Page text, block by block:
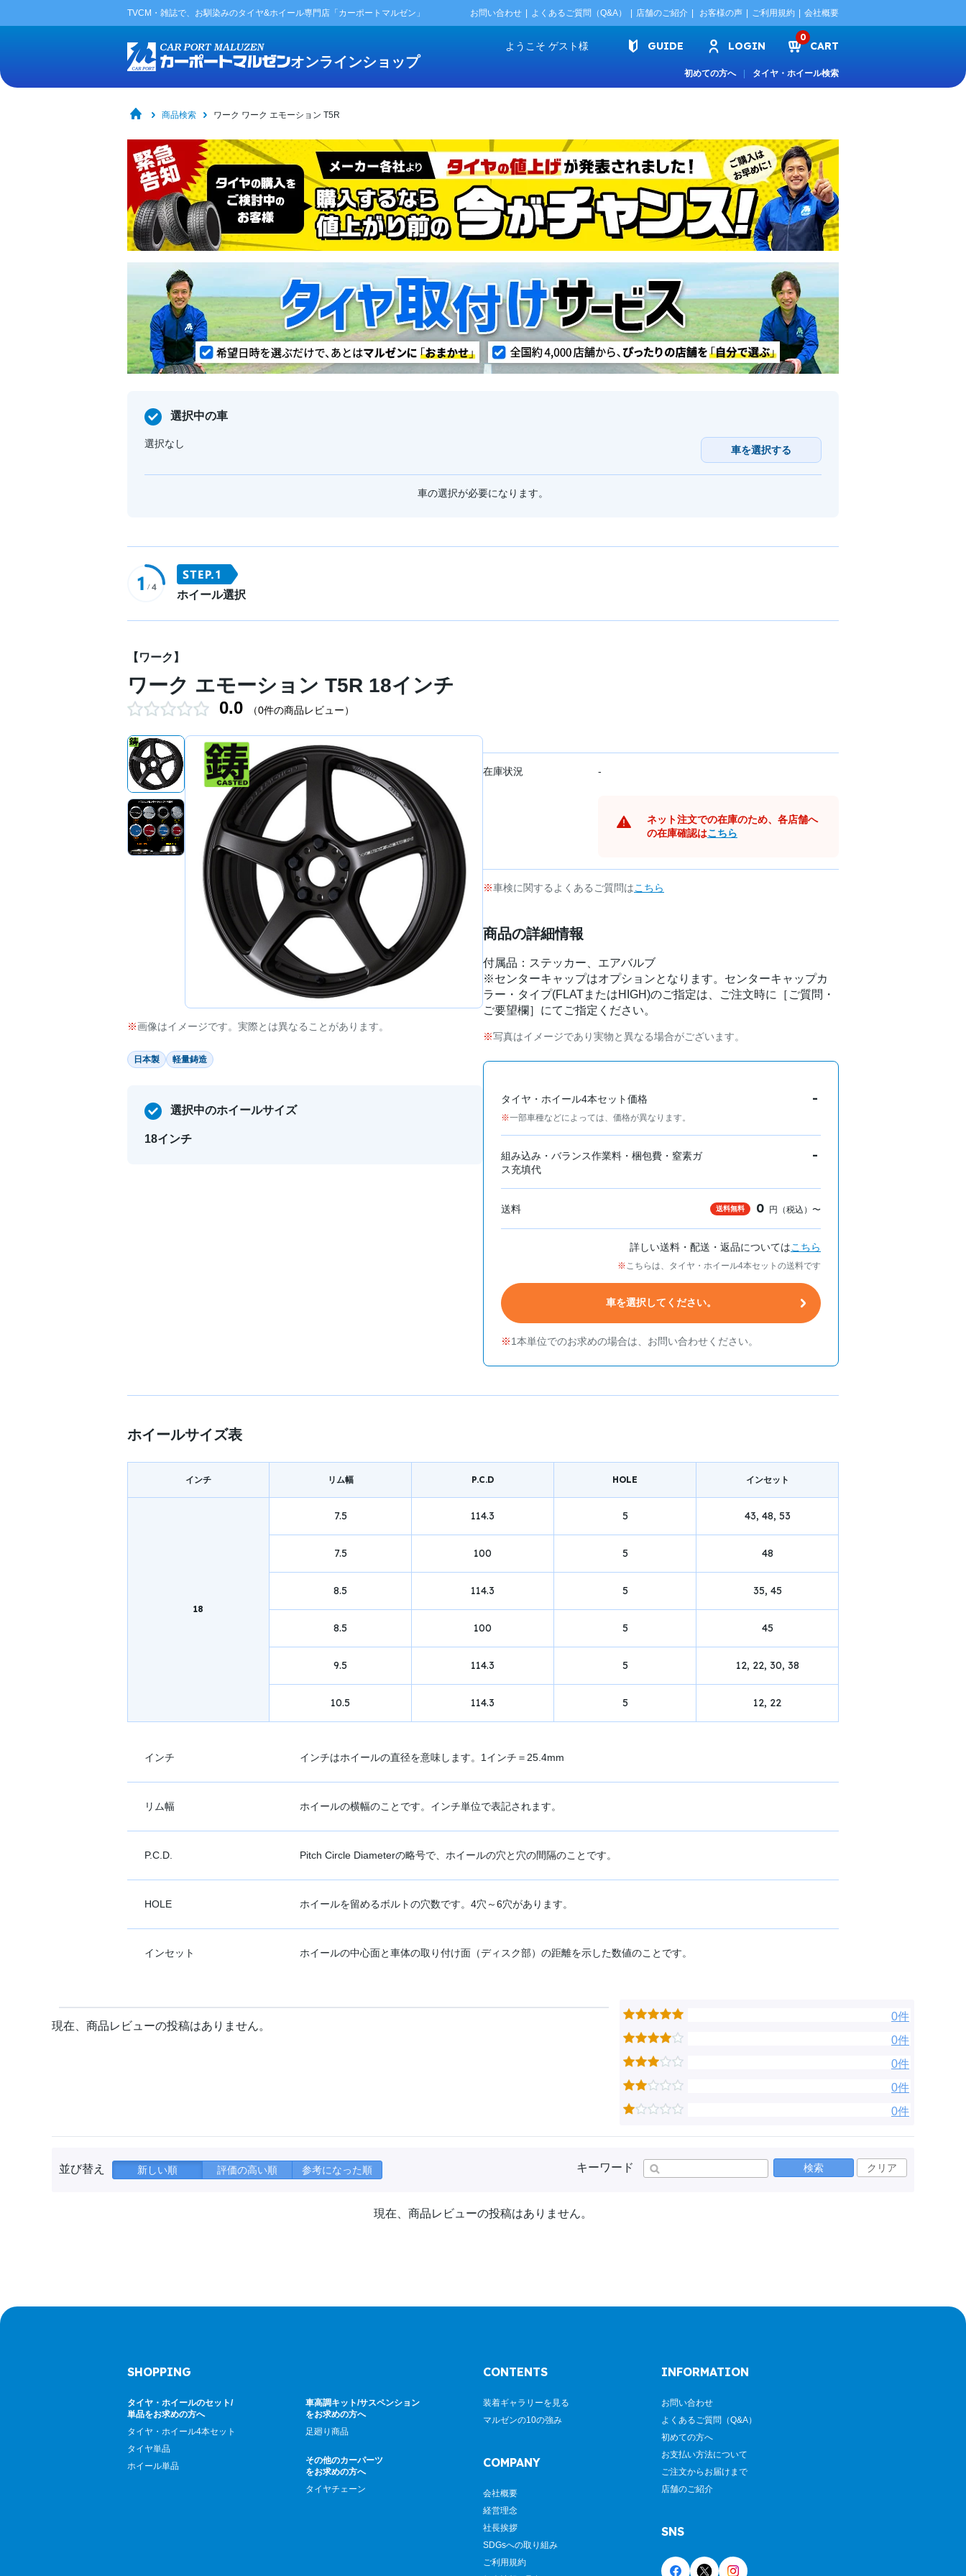
TVCM・雑誌で、お馴染みのタイヤ&ホイール専門店「カーポートマルゼン」 お問い合わせ よくあるご質問（Q&A） 店舗のご紹介 お客様の声 ご利用規約 会社概要
オンラインショップ
ようこそ ゲスト様 GUIDE LOGIN
0
CART
初めての方へ タイヤ・ホイール検索
商品検索 ワーク ワーク エモーション T5R
選択中の車
選択なし
車を選択する
車の選択が必要になります。
ホイール選択
【ワーク】
ワーク エモーション T5R 18インチ
0.0 （0件の商品レビュー）
画像はイメージです。実際とは異なることがあります。
日本製 軽量鋳造
選択中のホイールサイズ
18インチ
在庫状況 -
ネット注文での在庫のため、各店舗へ
の在庫確認はこちら
車検に関するよくあるご質問はこちら
商品の詳細情報
付属品：ステッカー、エアバルブ
※センターキャップはオプションとなります。センターキャップカ
ラー・タイプ(FLATまたはHIGH)のご指定は、ご注文時に［ご質問・
ご要望欄］にてご指定ください。
写真はイメージであり実物と異なる場合がございます。
タイヤ・ホイール4本セット価格
一部車種などによっては、価格が異なります。
-
組み込み・バランス作業料・梱包費・窒素ガ
ス充填代
-
送料 送料無料 0 円（税込）〜
詳しい送料・配送・返品についてはこちら
こちらは、タイヤ・ホイール4本セットの送料です
車を選択してください。
1本単位でのお求めの場合は、お問い合わせください。
ホイールサイズ表
インチ リム幅 P.C.D HOLE インセット
18
7.5 114.3 5 43, 48, 53
7.5 100 5 48
8.5 114.3 5 35, 45
8.5 100 5 45
9.5 114.3 5 12, 22, 30, 38
10.5 114.3 5 12, 22
インチ インチはホイールの直径を意味します。1インチ＝25.4mm
リム幅 ホイールの横幅のことです。インチ単位で表記されます。
P.C.D. Pitch Circle Diameterの略号で、ホイールの穴と穴の間隔のことです。
HOLE ホイールを留めるボルトの穴数です。4穴～6穴があります。
インセット ホイールの中心面と車体の取り付け面（ディスク部）の距離を示した数値のことです。
現在、商品レビューの投稿はありません。
0件
0件
0件
0件
0件
並び替え 新しい順 評価の高い順 参考になった順 キーワード 検索 クリア
現在、商品レビューの投稿はありません。
SHOPPING
タイヤ・ホイールのセット/
単品をお求めの方へ
タイヤ・ホイール4本セット
タイヤ単品
ホイール単品
車高調キット/サスペンション
をお求めの方へ
足廻り商品
その他のカーパーツ
をお求めの方へ
タイヤチェーン
CONTENTS
装着ギャラリーを見る
マルゼンの10の強み
COMPANY
会社概要
経営理念
社長挨拶
SDGsへの取り組み
ご利用規約
INFORMATION
お問い合わせ
よくあるご質問（Q&A）
初めての方へ
お支払い方法について
ご注文からお届けまで
店舗のご紹介
SNS